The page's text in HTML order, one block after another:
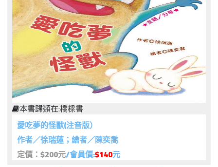
本書歸類在:橋樑書
愛吃夢的怪獸(注音版）
作者／徐瑞蓮；繪者／陳奕喬
定價：$200元/會員價:$140元